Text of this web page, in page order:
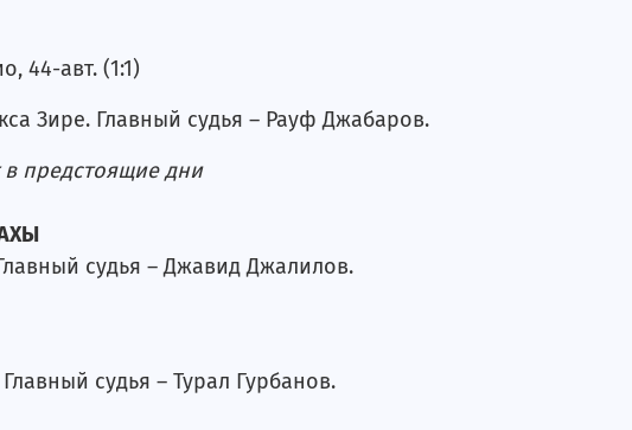
44-авт. (1:1)
Зире. Главный судья – Рауф Джабаров.
в предстоящие дни
судья – Джавид Джалилов.
судья – Турал Гурбанов.